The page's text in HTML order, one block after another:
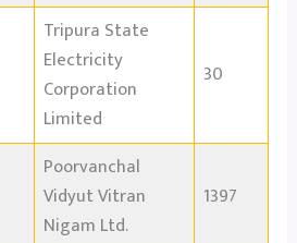
Tripura State
Electricity
Corporation
Limited
30
Poorvanchal
Vidyut Vitran
Nigam Ltd.
1397